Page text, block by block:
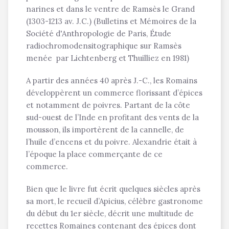
narines et dans le ventre de Ramsès le Grand
(1303-1213 av. J.C.) (Bulletins et Mémoires de la
Société d'Anthropologie de Paris, Étude
radiochromodensitographique sur Ramsès
menée par Lichtenberg et Thuilliez en 1981)
A partir des années 40 après J.-C., les Romains
développèrent un commerce florissant d’épices
et notamment de poivres. Partant de la côte
sud-ouest de l’Inde en profitant des vents de la
mousson, ils importèrent de la cannelle, de
l’huile d’encens et du poivre. Alexandrie était à
l’époque la place commerçante de ce
commerce.
Bien que le livre fut écrit quelques siècles après
sa mort, le recueil d’Apicius, célèbre gastronome
du début du 1er siècle, décrit une multitude de
recettes Romaines contenant des épices dont